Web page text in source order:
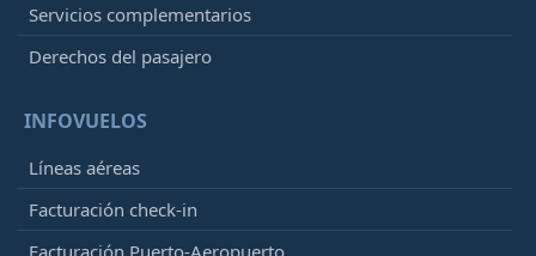
Servicios complementarios
Derechos del pasajero
INFOVUELOS
Líneas aéreas
Facturación check-in
Facturación Puerto-Aeropuerto